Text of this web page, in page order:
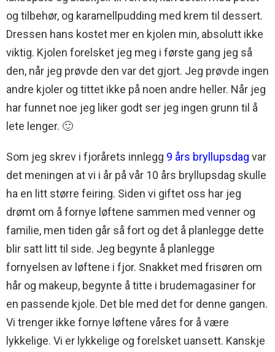
og tilbehør, og karamellpudding med krem til dessert.
Dressen hans kostet mer en kjolen min, absolutt ikke
viktig. Kjolen forelsket jeg meg i første gang jeg så
den, når jeg prøvde den var det gjort. Jeg prøvde ingen
andre kjoler og tittet ikke på noen andre heller. Når jeg
har funnet noe jeg liker godt ser jeg ingen grunn til å
lete lenger. 🙂
Som jeg skrev i fjorårets innlegg 9 års bryllupsdag var
det meningen at vi i år på vår 10 års bryllupsdag skulle
ha en litt større feiring. Siden vi giftet oss har jeg
drømt om å fornye løftene sammen med venner og
familie, men tiden går så fort og det å planlegge dette
blir satt litt til side. Jeg begynte å planlegge
fornyelsen av løftene i fjor. Snakket med frisøren om
hår og makeup, begynte å titte i brudemagasiner for
en passende kjole. Det ble med det for denne gangen.
Vi trenger ikke fornye løftene våres for å være
lykkelige. Vi er lykkelige og forelsket uansett. Kanskje